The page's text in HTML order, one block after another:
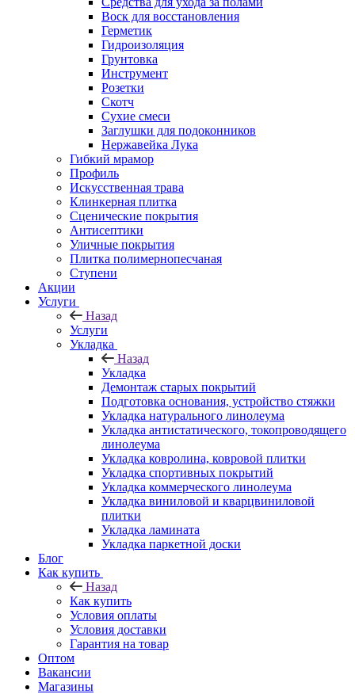
Воск для восстановления
Герметик
Гидроизоляция
Грунтовка
Инструмент
Розетки
Скотч
Сухие смеси
Заглушки для подоконников
Нержавейка Лука
Гибкий мрамор
Профиль
Искусственная трава
Клинкерная плитка
Сценические покрытия
Антисептики
Уличные покрытия
Плитка полимернопесчаная
Ступени
Акции
Услуги
Назад
Услуги
Укладка
Назад
Укладка
Демонтаж старых покрытий
Подготовка основания, устройство стяжки
Укладка натурального линолеума
Укладка антистатического, токопроводящего
линолеума
Укладка ковролина, ковровой плитки
Укладка спортивных покрытий
Укладка коммерческого линолеума
Укладка виниловой и кварцвиниловой
плитки
Укладка ламината
Укладка паркетной доски
Блог
Как купить
Назад
Как купить
Условия оплаты
Условия доставки
Гарантия на товар
Оптом
Вакансии
Магазины